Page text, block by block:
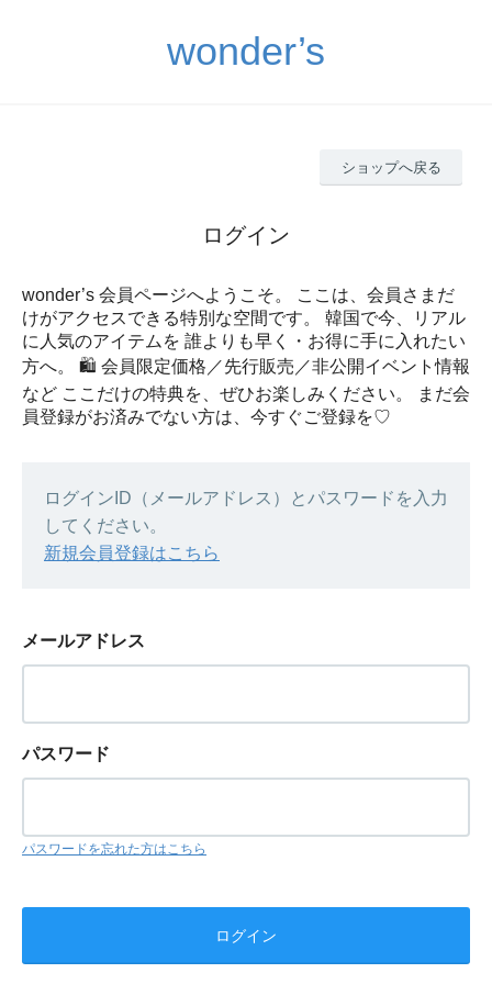
wonder’s
ショップへ戻る
ログイン
wonder’s 会員ページへようこそ。 ここは、会員さまだ
けがアクセスできる特別な空間です。 韓国で今、リアル
に人気のアイテムを 誰よりも早く・お得に手に入れたい
方へ。 🛍 会員限定価格／先行販売／非公開イベント情報
など ここだけの特典を、ぜひお楽しみください。 まだ会
員登録がお済みでない方は、今すぐご登録を♡
ログインID（メールアドレス）とパスワードを入力
してください。
新規会員登録はこちら
メールアドレス
パスワード
パスワードを忘れた方はこちら